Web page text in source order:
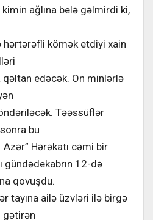
ağlına belə gəlmirdi ki,
hərtərəfli kömək etdiyi xain
edəcək. On minlərlə
Təəssüflər
bu
Hərəkatı cəmi bir
gündədekabrın 12-də
qovuşdu.
tayına ailə üzvləri ilə birgə
gətirən